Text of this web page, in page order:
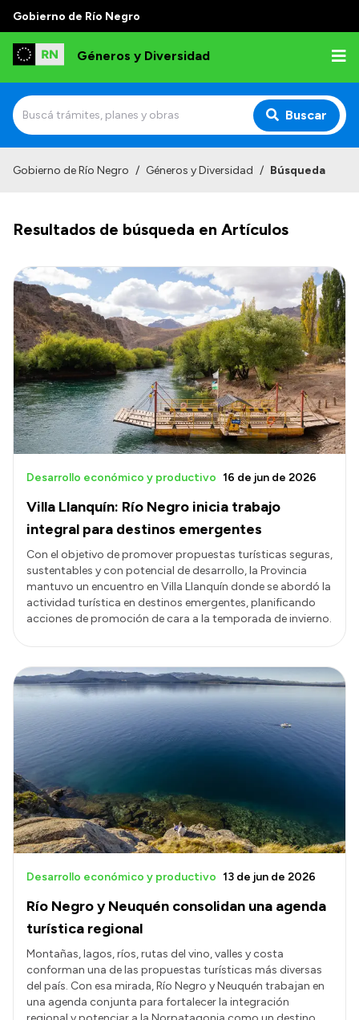
Gobierno de Río Negro
Géneros y Diversidad
Buscar
Misión
Programas y capacitaciones
Observatorio
Normativa
Transparencia
Presupuesto
Boletín Oficial
Compras y licitaciones
Consulta de pago a proveedores
Convocatorias
Intranet
Login
Gobierno de Río Negro / Géneros y Diversidad / Búsqueda
Resultados de búsqueda en Artículos
Villa Llanquín: Río Negro inicia trabajo
integral para destinos emergentes
Desarrollo económico y productivo 16 de jun de 2026
Con el objetivo de promover propuestas turísticas seguras,
sustentables y con potencial de desarrollo, la Provincia
mantuvo un encuentro en Villa Llanquín donde se abordó la
actividad turística en destinos emergentes, planificando
acciones de promoción de cara a la temporada de invierno.
Río Negro y Neuquén consolidan una agenda
turística regional
Desarrollo económico y productivo 13 de jun de 2026
Montañas, lagos, ríos, rutas del vino, valles y costa
conforman una de las propuestas turísticas más diversas
del país. Con esa mirada, Río Negro y Neuquén trabajan en
una agenda conjunta para fortalecer la integración